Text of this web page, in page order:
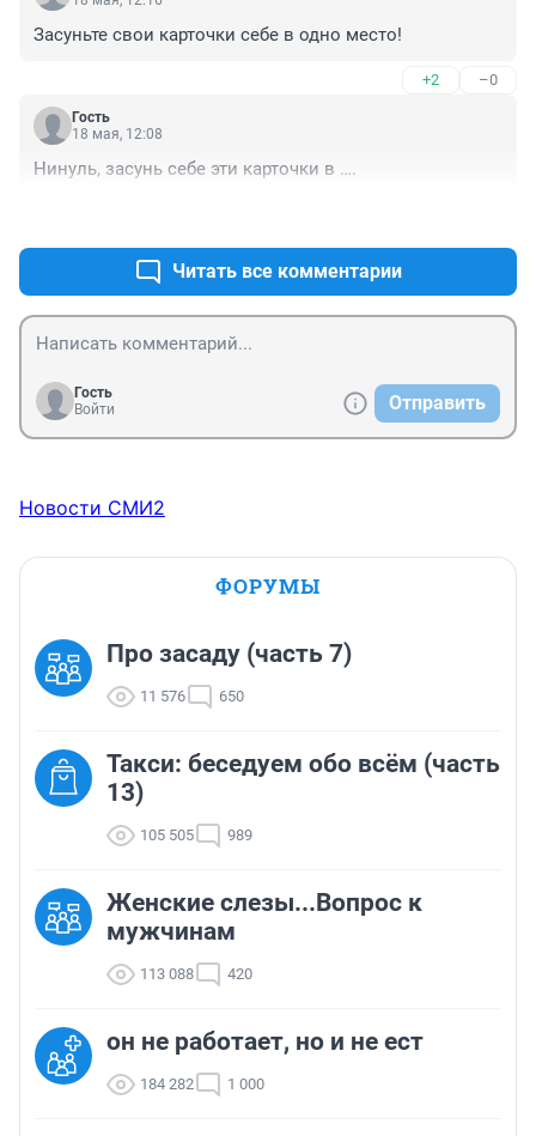
Засуньте свои карточки себе в одно место!
+2 –0
Гость
18 мая, 12:08
Нинуль, засунь себе эти карточки в ….
Читать все комментарии
Гость
Войти
Отправить
Новости СМИ2
ФОРУМЫ
Про засаду (часть 7)
11 576 650
Такси: беседуем обо всём (часть
13)
105 505 989
Женские слезы...Вопрос к
мужчинам
113 088 420
он не работает, но и не ест
184 282 1 000